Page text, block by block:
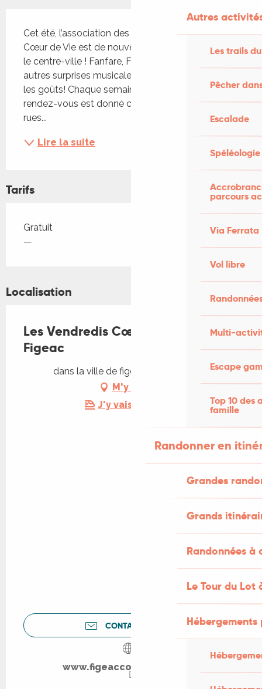
Autres
Les trails
Pêcher
Escalade
Spéléologie
parcours
Via Ferrata
Vol libre
Multi-
Escape
Top 10 des
famille
Randonner en
Grandes
Grands
Randonnées
Le Tour du Lot
Cet été, l’association des commerçants Figeac
Cœur de Vie est de nouveau prête à faire groover
le centre-ville ! Fanfare, Funk, Soul, Bandas et
autres surprises musicales, il y en aura pour tous
les goûts! Chaque semaine, du 18 juillet au 8 août,
rendez-vous est donné chaque vendredi dans les
rues...
Lire la suite
Tarifs
Tarifs 2026
Gratuit
—
Localisation
Les Vendredis Cœur de Vie à
Figeac
dans la ville de figeac, 46100 Figeac
M'y rendre
J'y vais en train !
CONTACTEZ-NOUS
www.figeaccoeurdevie.com